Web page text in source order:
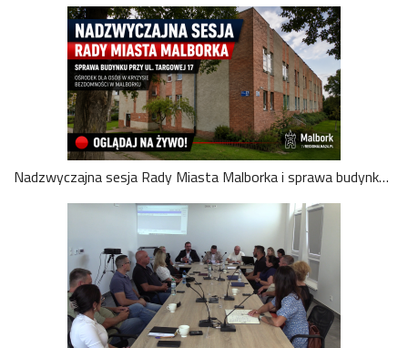
Nadzwyczajna sesja Rady Miasta Malborka i sprawa budynku przy ulicy Targowej. Oglądaj na żywo